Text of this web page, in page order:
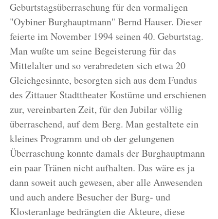
Geburtstagsüberraschung für den vormaligen
"Oybiner Burghauptmann" Bernd Hauser. Dieser
feierte im November 1994 seinen 40. Geburtstag.
Man wußte um seine Begeisterung für das
Mittelalter und so verabredeten sich etwa 20
Gleichgesinnte, besorgten sich aus dem Fundus
des Zittauer Stadttheater Kostüme und erschienen
zur, vereinbarten Zeit, für den Jubilar völlig
überraschend, auf dem Berg. Man gestaltete ein
kleines Programm und ob der gelungenen
Überraschung konnte damals der Burghauptmann
ein paar Tränen nicht aufhalten. Das wäre es ja
dann soweit auch gewesen, aber alle Anwesenden
und auch andere Besucher der Burg- und
Klosteranlage bedrängten die Akteure, diese